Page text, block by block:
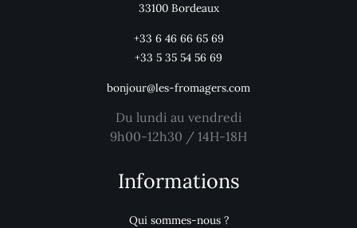
33100 Bordeaux
+33 6 46 66 65 69
+33 5 35 54 56 69
bonjour@les-fromagers.com
Du lundi au vendredi
9h00-12h30 / 14H-18H
Informations
Qui sommes-nous ?